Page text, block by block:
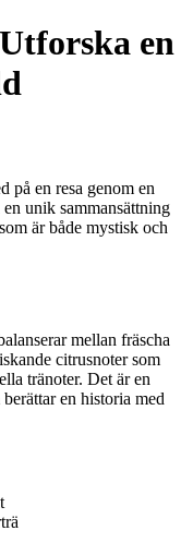
en
på en resa genom en
unik sammansättning
är både mystisk och
mellan fräscha
citrusnoter som
tränoter. Det är en
en historia med